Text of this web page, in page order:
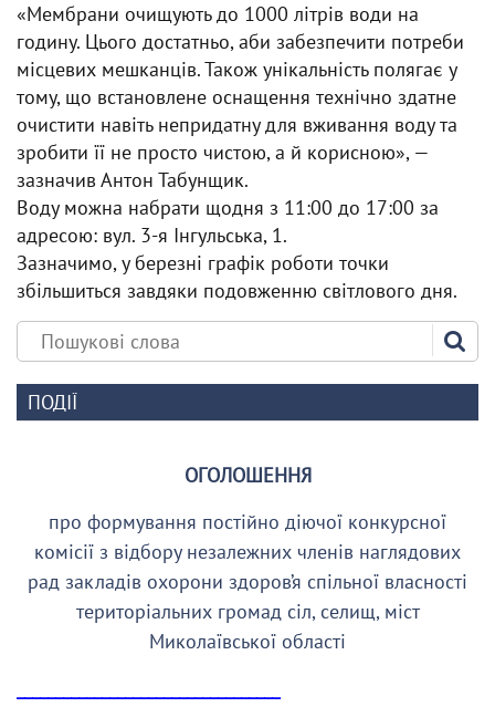
«Мембрани очищують до 1000 літрів води на
годину. Цього достатньо, аби забезпечити потреби
місцевих мешканців. Також унікальність полягає у
тому, що встановлене оснащення технічно здатне
очистити навіть непридатну для вживання воду та
зробити її не просто чистою, а й корисною», —
зазначив Антон Табунщик.
Воду можна набрати щодня з 11:00 до 17:00 за
адресою: вул. 3-я Інгульська, 1.
Зазначимо, у березні графік роботи точки
збільшиться завдяки подовженню світлового дня.
ПОДІЇ
ОГОЛОШЕННЯ
про формування постійно діючої конкурсної
комісії з відбору незалежних членів наглядових
рад закладів охорони здоров’я спільної власності
територіальних громад сіл, селищ, міст
Миколаївської області